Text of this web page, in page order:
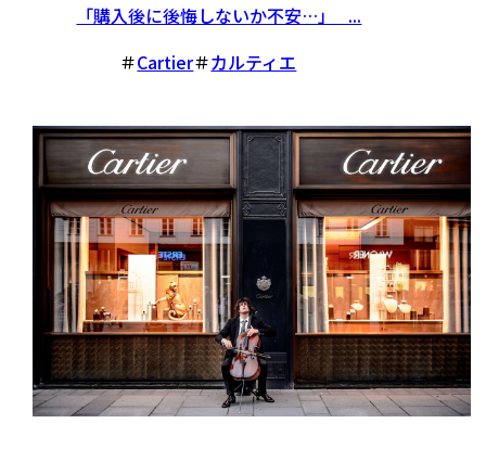
「購入後に後悔しないか不安…」 ...
＃Cartier＃カルティエ